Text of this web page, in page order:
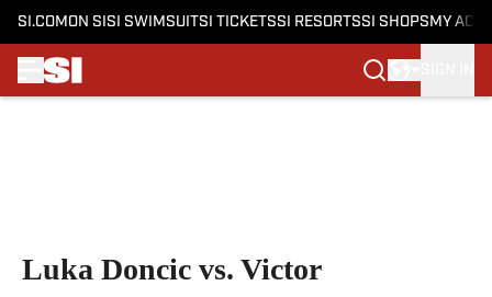
SI.COM ON SI SI SWIMSUITSI TICKETSSI RESORTSSI SHOPS MY
Luka Doncic vs. Victor